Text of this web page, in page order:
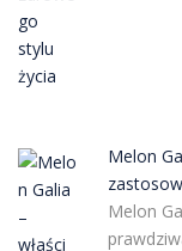
Melon
Melon